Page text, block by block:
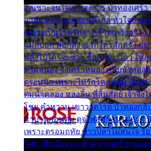
ออเซาะจนใจเบา สงสาร บัวทองเศร้า
อาลัย หนุ่มรูปหล่อหนีไกล หัวใจบัวทอ
เพราะเป็นโรครักจาง ชีวิตเคว้งคว้าง
แม่ก็บอก พ่อก็สั่งจะรักใครสักครั้ง อย่
พลั้งไปใครจะช่วย ซื้อเปลมาไกว ให้
ตามสนอง จึงเศร้าหมอง กลีบบัวทอง
ตระหนัก เพราะไม่รักโคลนตม บัวทอ
ตมน้ำคลอง หลงลิ้น ที่สิ้นสัตย์ เจ้าจึง
โชย คำหวาน เขาวาดโรย บัวทองกลี
มาบานก่อนตูม ดุจไฟสุมร้อนรุมอุรา
เพราะตรอมฤทัย ข้าวปลาไม่สนใจ ร้
โศก เสียเถิดทอง พักความเศร้าหมอง